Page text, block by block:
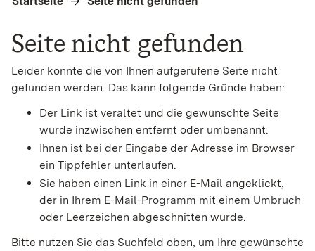
Seite nicht gefunden
Leider konnte die von Ihnen aufgerufene Seite nicht
gefunden werden. Das kann folgende Gründe haben:
Der Link ist veraltet und die gewünschte Seite
wurde inzwischen entfernt oder umbenannt.
Ihnen ist bei der Eingabe der Adresse im Browser
ein Tippfehler unterlaufen.
Sie haben einen Link in einer E-Mail angeklickt,
der in Ihrem E-Mail-Programm mit einem Umbruch
oder Leerzeichen abgeschnitten wurde.
Bitte nutzen Sie das Suchfeld oben, um Ihre gewünschte